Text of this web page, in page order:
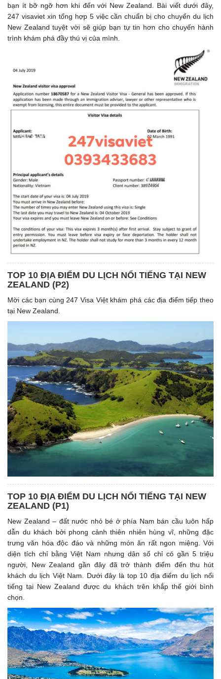
bạn ít bỡ ngỡ hơn khi đến với New Zealand. Bài viết dưới đây,
247 visaviet xin tổng hợp 5 việc cần chuẩn bị cho chuyến du lịch
New Zealand tuyệt vời sẽ giúp bạn tự tin hơn cho chuyến hành
trình khám phá đầy thú vị của mình.
TOP 10 ĐỊA ĐIỂM DU LỊCH NỔI TIẾNG TẠI NEW
ZEALAND (P2)
Mời các bạn cùng 247 Visa Việt khám phá các địa điểm tiếp theo
tại New Zealand.
TOP 10 ĐỊA ĐIỂM DU LỊCH NỔI TIẾNG TẠI NEW
ZEALAND (P1)
New Zealand – đất nước nhỏ bé ở phía Nam bán cầu luôn hấp
dẫn du khách bởi phong cảnh thiên nhiên hùng vĩ, những đặc
trưng văn hóa độc đáo và những món ăn rất ngon miệng. Với
diện tích chỉ bằng Việt Nam nhưng dân số chỉ có gần 5 triệu
người, New Zealand gần đây đã trở thành điểm đến thu hút
khách du lịch Việt Nam. Dưới đây là top 10 địa điểm du lịch nổi
tiếng tại New Zealand được du khách trên khắp thế giới bình
chọn.